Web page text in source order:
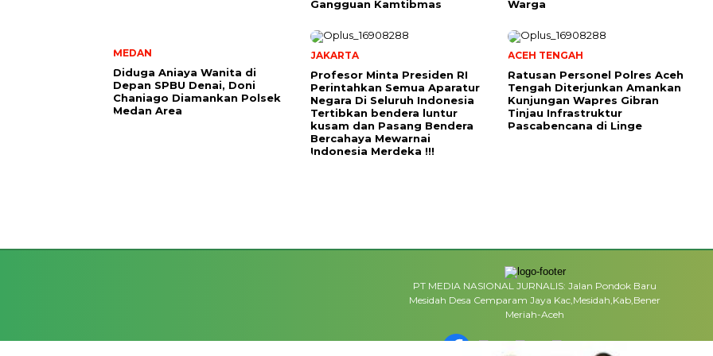
Gangguan Kamtibmas
Warga
MEDAN
Diduga Aniaya Wanita di
Depan SPBU Denai, Doni
Chaniago Diamankan Polsek
Medan Area
JAKARTA
Profesor Minta Presiden RI
Perintahkan Semua Aparatur
Negara Di Seluruh Indonesia
Tertibkan bendera luntur
kusam dan Pasang Bendera
Bercahaya Mewarnai
Indonesia Merdeka !!!
ACEH TENGAH
Ratusan Personel Polres Aceh
Tengah Diterjunkan Amankan
Kunjungan Wapres Gibran
Tinjau Infrastruktur
Pascabencana di Linge
PT MEDIA NASIONAL JURNALIS: Jalan Pondok Baru
Mesidah Desa Cemparam Jaya Kac,Mesidah,Kab,Bener
Meriah-Aceh